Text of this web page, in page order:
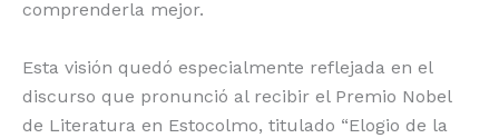
comprenderla mejor.
Esta visión quedó especialmente reflejada en el
discurso que pronunció al recibir el Premio Nobel
de Literatura en Estocolmo, titulado “Elogio de la